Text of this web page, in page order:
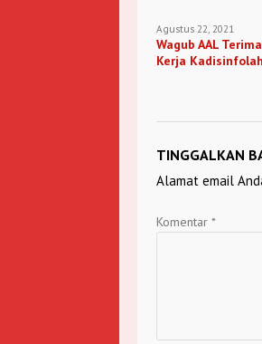
Agustus 22, 2021
Wagub AAL
Kerja
TINGGALKAN
Alamat email
Komentar *